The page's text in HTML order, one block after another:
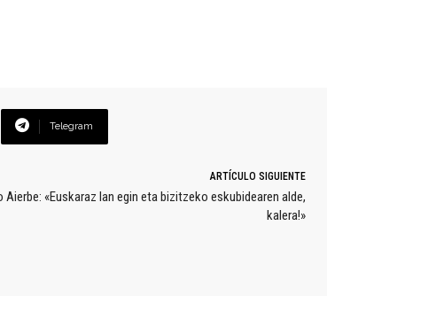
Telegram
ARTÍCULO SIGUIENTE
Aierbe: «Euskaraz lan egin eta bizitzeko eskubidearen alde,
kalera!»